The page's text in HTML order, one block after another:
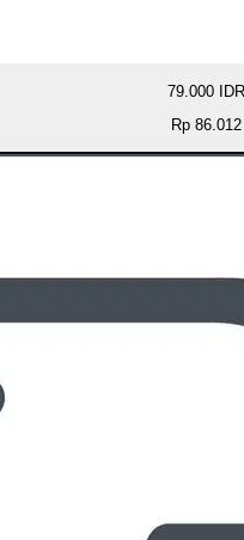
79.000 IDR
Rp 86.012